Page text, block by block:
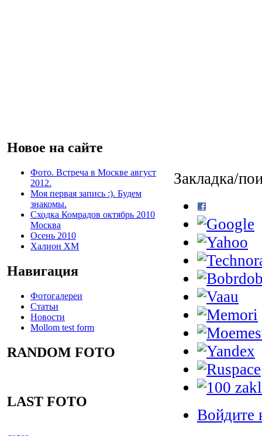
Новое на сайте
Фото. Встреча в Москве август
2012.
Моя первая запись :). Будем
знакомы.
Сходка Комрадов октябрь 2010
Москва
Осень 2010
Халион ХМ
Навигация
Фотогалереи
Статьи
Новости
Mollom test form
RANDOM FOTO
LAST FOTO
Закладка/
Войдите